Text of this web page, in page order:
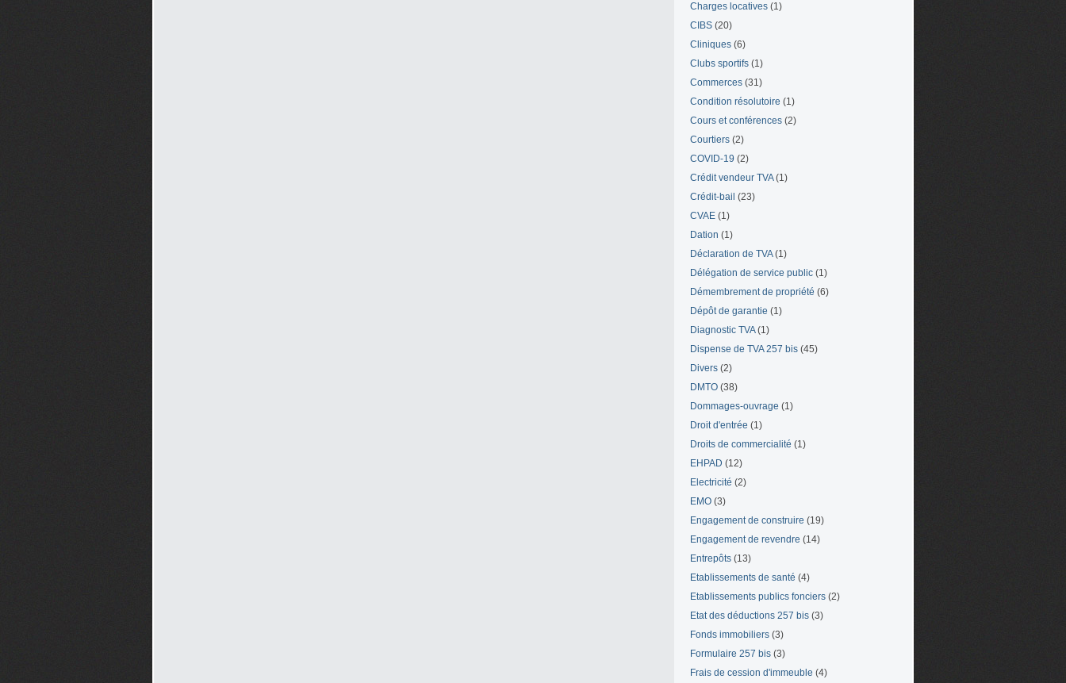
Charges locatives (1)
CIBS (20)
Cliniques (6)
Clubs sportifs (1)
Commerces (31)
Condition résolutoire (1)
Cours et conférences (2)
Courtiers (2)
COVID-19 (2)
Crédit vendeur TVA(1)
Crédit-bail (23)
CVAE (1)
Dation (1)
Déclaration de TVA(1)
Délégation de service public (1)
Démembrement de propriété (6)
Dépôt de garantie (1)
Diagnostic TVA(1)
Dispense de TVA 257 bis (45)
Divers (2)
DMTO (38)
Dommages-ouvrage (1)
Droit d'entrée (1)
Droits de commercialité (1)
EHPAD (12)
Electricité (2)
EMO (3)
Engagement de construire (19)
Engagement de revendre (14)
Entrepôts (13)
Etablissements de santé (4)
Etablissements publics fonciers (2)
Etat des déductions 257 bis (3)
Fonds immobiliers (3)
Formulaire 257 bis (3)
Frais de cession d'immeuble (4)